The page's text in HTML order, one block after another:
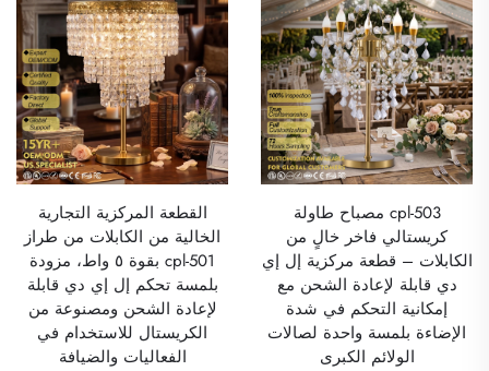
cpl-503 مصباح طاولة
كريستالي فاخر خالٍ من
الكابلات – قطعة مركزية إل إي
دي قابلة لإعادة الشحن مع
إمكانية التحكم في شدة
الإضاءة بلمسة واحدة لصالات
الولائم الكبرى
القطعة المركزية التجارية
الخالية من الكابلات من طراز
cpl-501 بقوة ٥ واط، مزودة
بلمسة تحكم إل إي دي قابلة
لإعادة الشحن ومصنوعة من
الكريستال للاستخدام في
الفعاليات والضيافة